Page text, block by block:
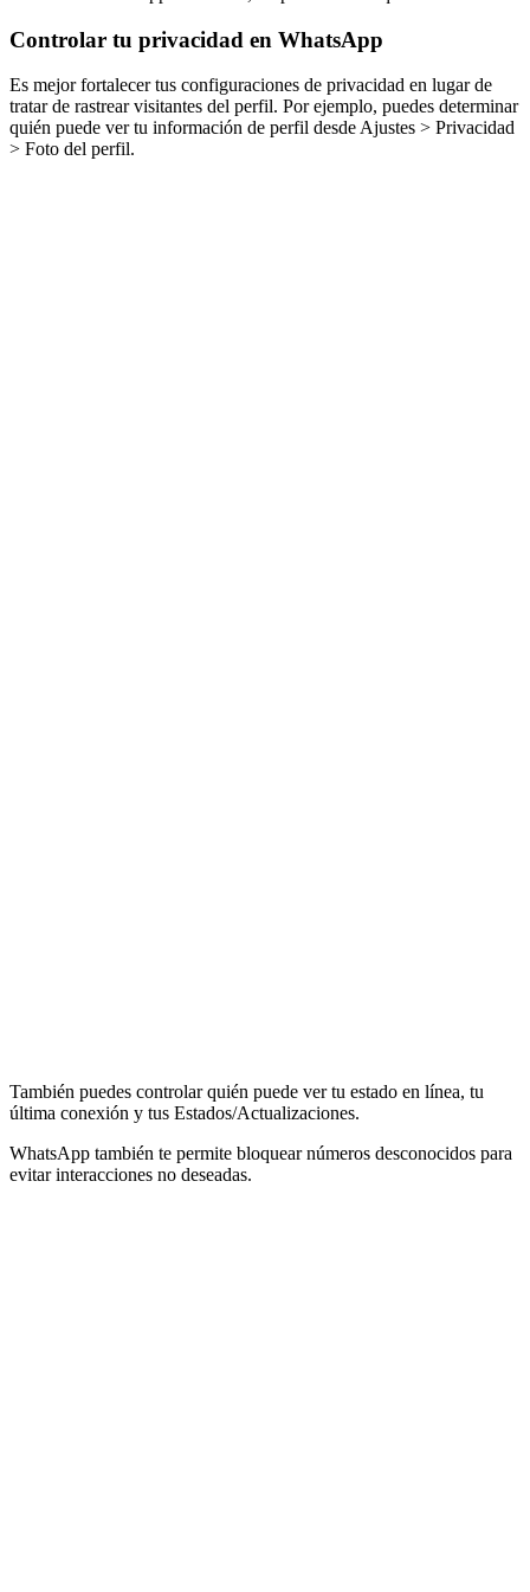
Controlar tu privacidad en WhatsApp
Es mejor fortalecer tus configuraciones de privacidad en lugar de
tratar de rastrear visitantes del perfil. Por ejemplo, puedes determinar
quién puede ver tu información de perfil desde Ajustes > Privacidad
> Foto del perfil.
También puedes controlar quién puede ver tu estado en línea, tu
última conexión y tus Estados/Actualizaciones.
WhatsApp también te permite bloquear números desconocidos para
evitar interacciones no deseadas.